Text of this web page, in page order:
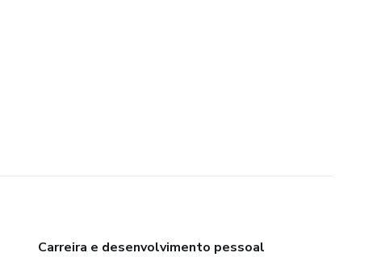
Carreira e desenvolvimento pessoal